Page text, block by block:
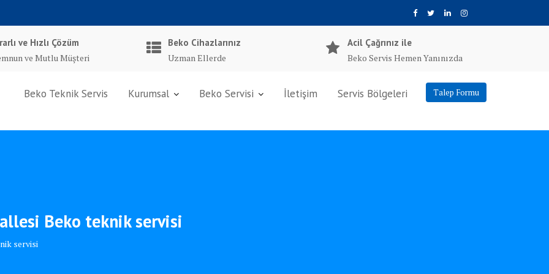
ve Hızlı Çözüm
ve Mutlu Müşteri
Beko Cihazlarınız
Uzman Ellerde
Acil Çağrınız ile
Beko Servis Hemen Yanınızda
Talep Formu
Beko Teknik Servis Kurumsal Beko Servisi İletişim Servis Bölgeleri
Beko teknik servisi
servisi